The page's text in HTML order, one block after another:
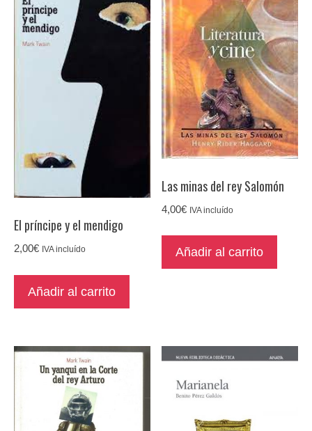
El príncipe y el mendigo
2,00€ IVA incluído
Añadir al carrito
Las minas del rey Salomón
4,00€ IVA incluído
Añadir al carrito